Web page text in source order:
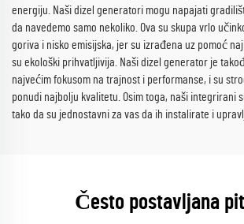
energiju. Naši dizel generatori mogu napajati
da navedemo samo nekoliko. Ova su skupa vrlo
goriva i nisko emisijska, jer su izrađena uz pomoć
su ekološki prihvatljivija. Naši dizel generator je
najvećim fokusom na trajnost i performanse, i su
ponudi najbolju kvalitetu. Osim toga, naši integrirani
tako da su jednostavni za vas da ih instalirate i
Često postavljana